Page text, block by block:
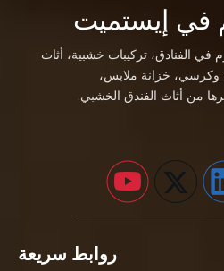
في إيستميت
الفنادق، تركيبات خشبية، أثاث
وكرسي، خزانة ملابس،
من أثاث الفندق الخشبي.
روابط سريعة